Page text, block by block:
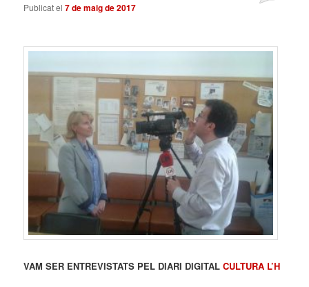
Publicat el7 de maig de 2017
VAM SER ENTREVISTATS PEL DIARI DIGITALCULTURA L’H